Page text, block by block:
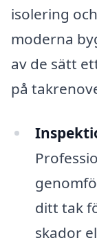
isolering
moderna
av de sätt
på
ditt tak
skador